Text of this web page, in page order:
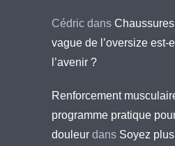
Cédric dans
vague de l’oversize est-
l’avenir ?
Renforcement
programme pratique
douleur dans Soyez